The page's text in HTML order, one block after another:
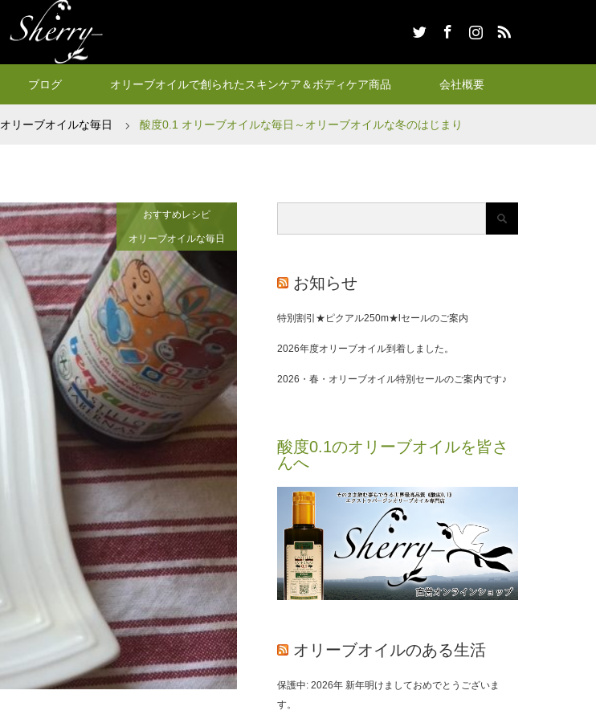
ブログ オリーブオイルで創られたスキンケア＆ボディケア商品 会社概要
オリーブオイルな毎日 酸度0.1 オリーブオイルな毎日～オリーブオイルな冬のはじまり
おすすめレシピ
オリーブオイルな毎日
お知らせ
特別割引★ピクアル250m★lセールのご案内
2026年度オリーブオイル到着しました。
2026・春・オリーブオイル特別セールのご案内です♪
酸度0.1のオリーブオイルを皆さ
んへ
オリーブオイルのある生活
保護中: 2026年 新年明けましておめでとうございま
す。